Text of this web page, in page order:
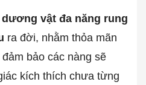
dương vật đa năng rung
ra đời, nhằm thỏa mãn
bảo các nàng sẽ
kích thích chưa từng